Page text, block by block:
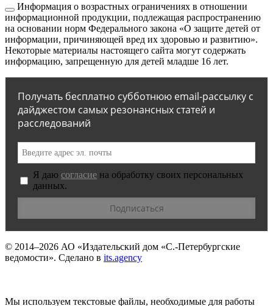
Информация о возрастных ограничениях в отношении
информационной продукции, подлежащая распространению
на основании норм Федерального закона «О защите детей от
информации, причиняющей вред их здоровью и развитию».
Некоторые материалы настоящего сайта могут содержать
информацию, запрещенную для детей младше 16 лет.
Получать бесплатно субботнюю email-рассылку с
дайджестом самых резонансных статей и
расследований
Я даю согласие на обработку своих персональных
данных.
© 2014–2026 АО «Издательский дом «С.-Петербургские
ведомости». Сделано в its.agency
Мы используем текстовые файлы, необходимые для работы